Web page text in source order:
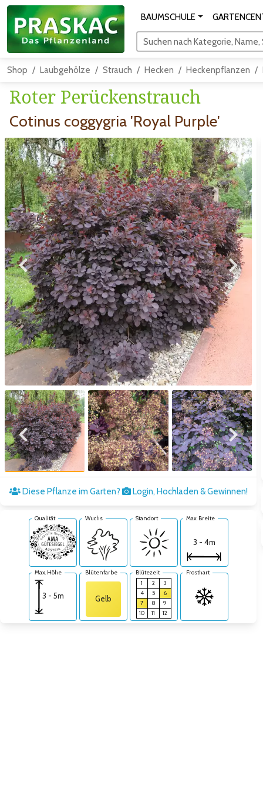
BAUMSCHULE
Suchen nach Kategorie, Name,
Shop Laubgehölze Strauch Hecken Heckenpflanzen
Roter Perückenstrauch
Cotinus coggygria 'Royal Purple'
Zum vorigen Bild Zum
Zum vorigen Bild Zum
Diese Pflanze im Garten? Login, Hochladen & Gewinnen!
Qualität Wuchs Standort Max. Breite
3 - 4m
Max. Höhe
3 - 5m
Blütenfarbe
Gelb
Blütezeit
1
2
3
4
5
6
7
8
9
10
11 12
Frosthart